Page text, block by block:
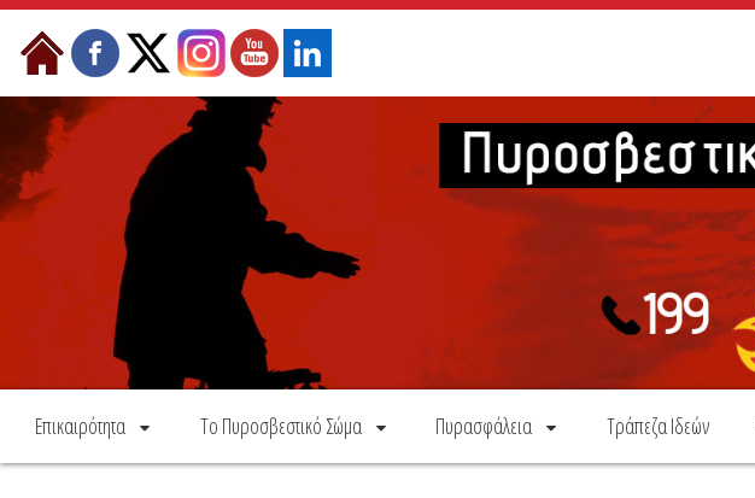
Skip to Content
Επικαιρότητα Το Πυροσβεστικό Σώμα Πυρασφάλεια Τράπεζα Ιδεών